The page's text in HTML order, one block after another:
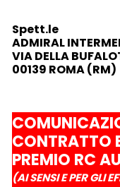
Spett.le
ADMIRAL
VIA DELLA
00139 ROMA (RM)
CONTRATTO
PREMIO RC
(AI SENSI E PER GLI